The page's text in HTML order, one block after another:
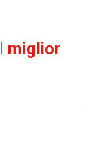
miglior